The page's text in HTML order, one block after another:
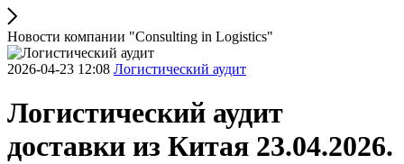
Новости компании "Consulting in Logistics"
2026-04-23 12:08 Логистический аудит
Логистический аудит
доставки из Китая 23.04.2026.